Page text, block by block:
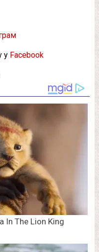
у Facebook